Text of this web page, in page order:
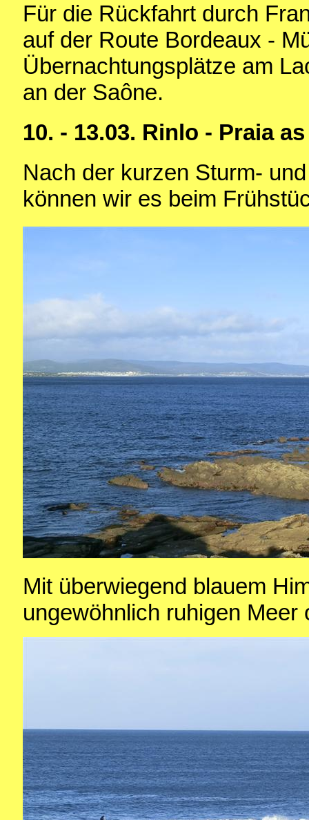
Für die Rückfahrt durch
auf der Route Bordeaux -
Übernachtungsplätze am
an der Saône.
10. - 13.03. Rinlo - Praia
Nach der kurzen Sturm-
können wir es beim
Mit überwiegend blauem
ungewöhnlich ruhigen Meer